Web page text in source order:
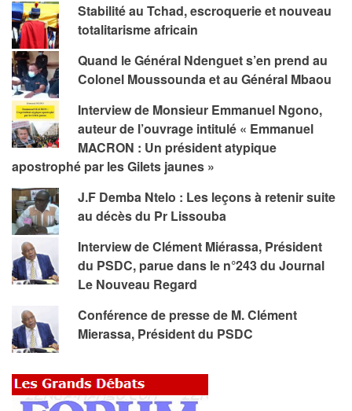
Stabilité au Tchad, escroquerie et nouveau
totalitarisme africain
Quand le Général Ndenguet s’en prend au
Colonel Moussounda et au Général Mbaou
Interview de Monsieur Emmanuel Ngono,
auteur de l’ouvrage intitulé « Emmanuel
MACRON : Un président atypique
apostrophé par les Gilets jaunes »
J.F Demba Ntelo : Les leçons à retenir suite
au décès du Pr Lissouba
Interview de Clément Miérassa, Président
du PSDC, parue dans le n°243 du Journal
Le Nouveau Regard
Conférence de presse de M. Clément
Mierassa, Président du PSDC